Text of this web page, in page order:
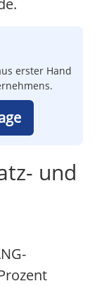
erster Hand
und